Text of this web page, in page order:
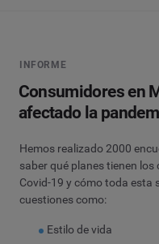
INFORME
Consumidores en
afectado la
Hemos realizado 2000
saber qué planes tienen
Covid-19 y cómo toda esta
cuestiones como:
Estilo de vida